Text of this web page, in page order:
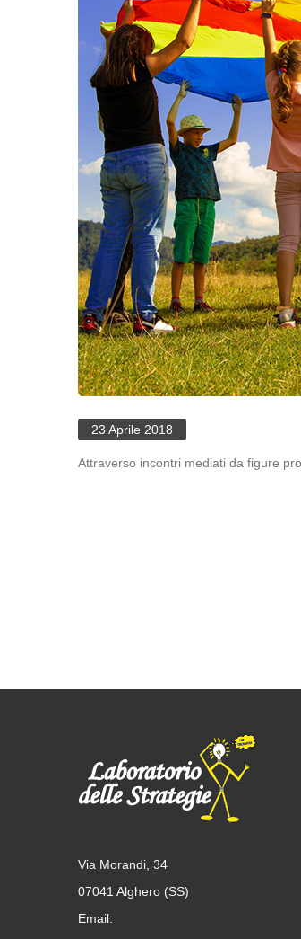
23 Aprile 2018
Attraverso incontri mediati da figure
Via Morandi, 34
07041 Alghero (SS)
Email: